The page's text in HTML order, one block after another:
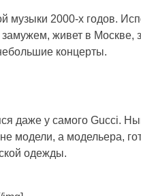
музыки 2000-х годов.
живет в Москве,
концерты.
даже у самого Gucci.
модели, а модельера,
одежды.